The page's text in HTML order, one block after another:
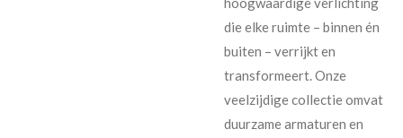
die elke ruimte – binnen én
buiten – verrijkt en
transformeert. Onze
veelzijdige collectie omvat
duurzame armaturen en